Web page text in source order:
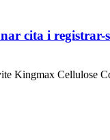
cita i registrar-
Kingmax Cellulose